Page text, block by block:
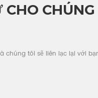
CHO CHÚNG
chúng tôi sẽ liên lạc lại với